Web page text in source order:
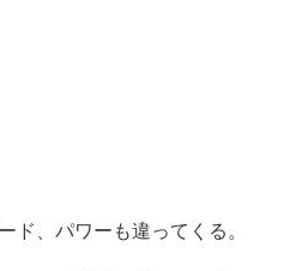
ド、パワーも違ってくる。